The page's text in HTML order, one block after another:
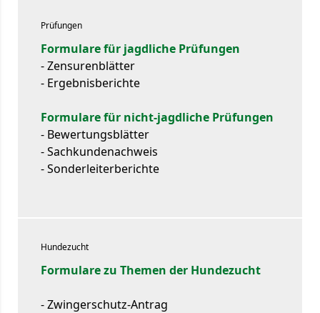
Prüfungen
Formulare für jagdliche Prüfungen
- Zensurenblätter
- Ergebnisberichte
Formulare für nicht-jagdliche Prüfungen
- Bewertungsblätter
- Sachkundenachweis
- Sonderleiterberichte
Hundezucht
Formulare zu Themen der Hundezucht
- Zwingerschutz-Antrag